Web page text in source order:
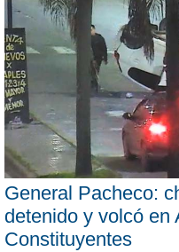
General Pacheco:
detenido y volcó en
Constituyentes